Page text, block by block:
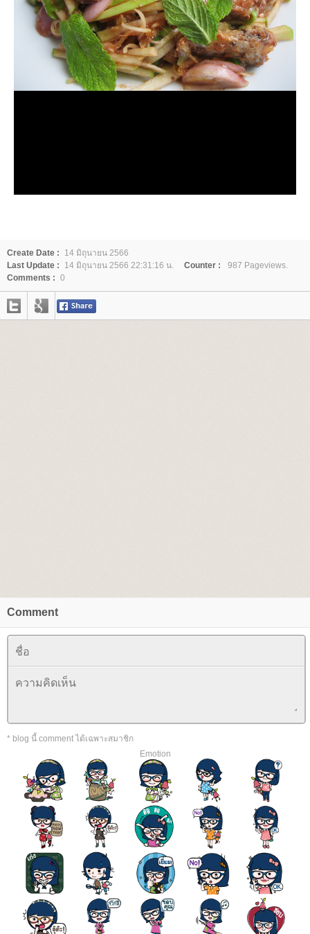
Create Date :
14 มิถุนายน 2566
Last Update :
14 มิถุนายน 2566 22:31:16 น. Counter :
987 Pageviews.
Comments : 0
Comment
* blog นี้ comment ได้เฉพาะสมาชิก
Emotion